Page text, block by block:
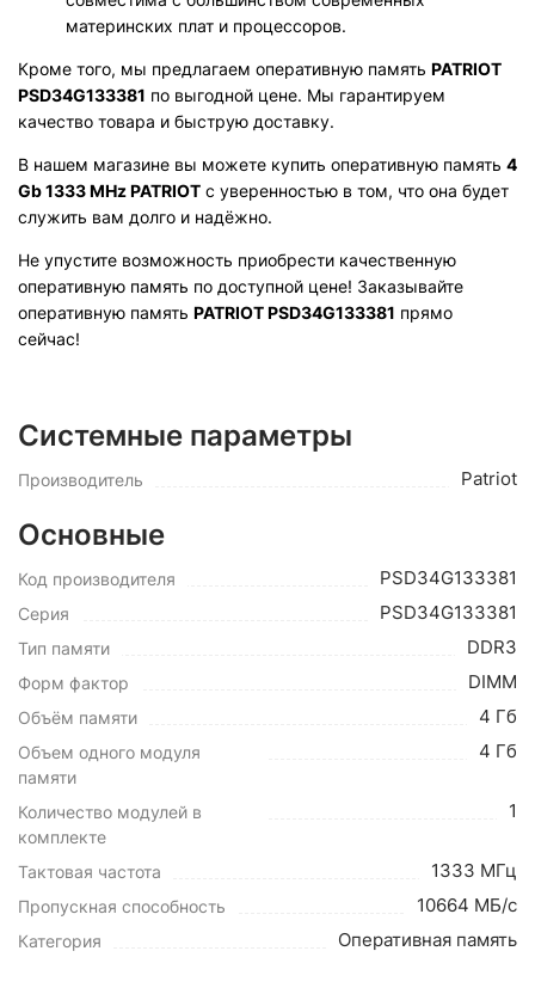
материнских плат и процессоров.
Кроме того, мы предлагаем оперативную память PATRIOT
PSD34G133381 по выгодной цене. Мы гарантируем
качество товара и быструю доставку.
В нашем магазине вы можете купить оперативную память 4
Gb 1333 MHz PATRIOT с уверенностью в том, что она будет
служить вам долго и надёжно.
Не упустите возможность приобрести качественную
оперативную память по доступной цене! Заказывайте
оперативную память PATRIOT PSD34G133381 прямо
сейчас!
Системные параметры
Производитель Patriot
Основные
Код производителя PSD34G133381
Серия PSD34G133381
Тип памяти DDR3
Форм фактор DIMM
Объём памяти 4 Гб
Объем одного модуля
памяти
4 Гб
Количество модулей в
комплекте
1
Тактовая частота 1333 МГц
Пропускная способность 10664 МБ/с
Категория Оперативная память